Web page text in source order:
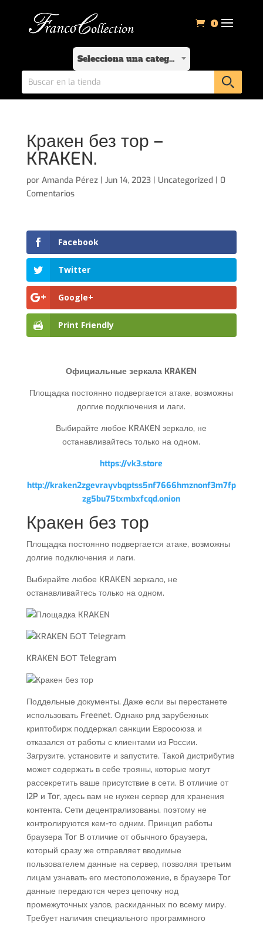
0
Selecciona una categoría
Кракен без тор –
KRAKEN.
por Amanda Pérez| Jun 14, 2023| Uncategorized | 0
Comentarios
Facebook
Twitter
Google+
Print Friendly
Официальные зеркала KRAKEN
Площадка постоянно подвергается атаке, возможны
долгие подключения и лаги.
Выбирайте любое KRAKEN зеркало, не
останавливайтесь только на одном.
https://vk3.store
http://kraken2zgevrayvbqptss5nf7666hmznonf3m7fp
zg5bu75txmbxfcqd.onion
Кракен без тор
Площадка постоянно подвергается атаке, возможны
долгие подключения и лаги.
Выбирайте любое KRAKEN зеркало, не
останавливайтесь только на одном.
KRAKEN БОТ Telegram
Поддельные документы. Даже если вы перестанете
использовать Freenet. Однако ряд зарубежных
криптобирж поддержал санкции Евросоюза и
отказался от работы с клиентами из России.
Загрузите, установите и запустите. Такой дистрибутив
может содержать в себе трояны, которые могут
рассекретить ваше присутствие в сети. В отличие от
I2P и Tor, здесь вам не нужен сервер для хранения
контента. Сети децентрализованы, поэтому не
контролируются кем-то одним. Принцип работы
браузера Tor В отличие от обычного браузера,
который сразу же отправляет вводимые
пользователем данные на сервер, позволяя третьим
лицам узнавать его местоположение, в браузере Tor
данные передаются через цепочку нод
промежуточных узлов, раскиданных по всему миру.
Требует наличия специального программного